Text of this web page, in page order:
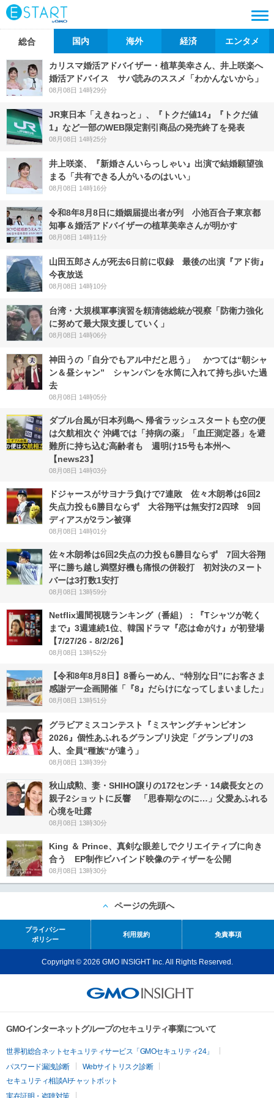
総合 国内 海外 経済 エンタメ
カリスマ婚活アドバイザー・植草美幸さん、井上咲楽へ
婚活アドバイス サバ読みのススメ「わかんないから」
08月08日 14時29分
JR東日本「えきねっと」、『トクだ値14』『トクだ値
1』など一部のWEB限定割引商品の発売終了を発表
08月08日 14時25分
井上咲楽、『新婚さんいらっしゃい』出演で結婚願望強
まる「共有できる人がいるのはいい」
08月08日 14時16分
令和8年8月8日に婚姻届提出者が列 小池百合子東京都
知事＆婚活アドバイザーの植草美幸さんが明かす
08月08日 14時11分
山田五郎さんが死去6日前に収録 最後の出演『アド街』
今夜放送
08月08日 14時10分
台湾・大規模軍事演習を頼清徳総統が視察「防衛力強化
に努めて最大限支援していく」
08月08日 14時06分
神田うの「自分でもアル中だと思う」 かつては“朝シャ
ン＆昼シャン” シャンパンを水筒に入れて持ち歩いた過
去
08月08日 14時05分
ダブル台風が日本列島へ 帰省ラッシュスタートも空の便
は欠航相次ぐ 沖縄では「持病の薬」「血圧測定器」を避
難所に持ち込む高齢者も 週明け15号も本州へ
【news23】
08月08日 14時03分
ドジャースがサヨナラ負けで7連敗 佐々木朗希は6回2
失点力投も6勝目ならず 大谷翔平は無安打2四球 9回
ディアスが2ラン被弾
08月08日 14時01分
佐々木朗希は6回2失点の力投も6勝目ならず 7回大谷翔
平に勝ち越し満塁好機も痛恨の併殺打 初対決のヌート
バーは3打数1安打
08月08日 13時59分
Netflix週間視聴ランキング（番組）：『Tシャツが乾く
まで』3週連続1位、韓国ドラマ『恋は命がけ』が初登場
【7/27/26 - 8/2/26】
08月08日 13時52分
【令和8年8月8日】8番らーめん、“特別な日”にお客さま
感謝デー企画開催「『8』だらけになってしまいました」
08月08日 13時51分
グラビアミスコンテスト『ミスヤングチャンピオン
2026』個性あふれるグランプリ決定「グランプリの3
人、全員“種族“が違う」
08月08日 13時39分
秋山成勲、妻・SHIHO譲りの172センチ・14歳長女との
親子2ショットに反響 「思春期なのに…」父愛あふれる
心境を吐露
08月08日 13時30分
King ＆ Prince、真剣な眼差しでクリエイティブに向き
合う EP制作ビハインド映像のティザーを公開
08月08日 13時30分
ページの先頭へ
プライバシー
ポリシー
利用規約 免責事項
Copyright © 2026 GMO INSIGHT Inc. All Rights Reserved.
GMOインターネットグループのセキュリティ事業について
世界初総合ネットセキュリティサービス「GMOセキュリティ24」
パスワード漏洩診断
Webサイトリスク診断
セキュリティ相談AIチャットボット
実在証明・盗聴対策